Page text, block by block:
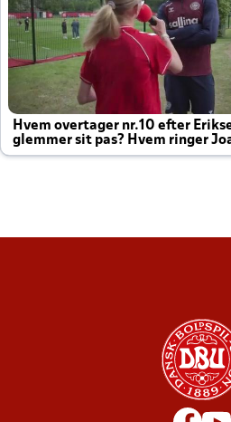
Hvem overtager nr.10 efter
glemmer sit pas? Hvem ringer
altid til efter kampe?